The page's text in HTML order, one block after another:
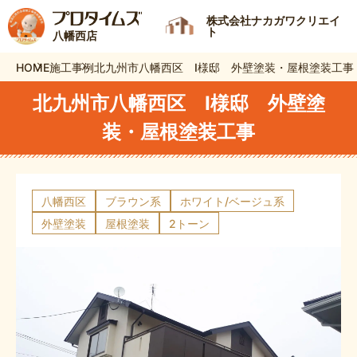
八幡西店
株式会社ナカガワクリエイ
ト
HOME施工事例北九州市八幡西区 I様邸 外壁塗装・屋根塗装工事
北九州市八幡西区 I様邸 外壁塗
装・屋根塗装工事
八幡西区 ブラウン系
ホワイト/ベージュ系
外壁塗装
屋根塗装 2トーン